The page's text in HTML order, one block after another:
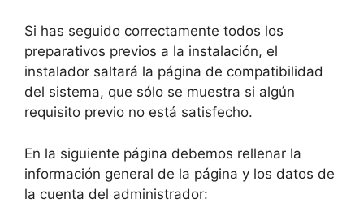
Si has seguido correctamente todos los
preparativos previos a la instalación, el
instalador saltará la página de compatibilidad
del sistema, que sólo se muestra si algún
requisito previo no está satisfecho.
En la siguiente página debemos rellenar la
información general de la página y los datos de
la cuenta del administrador: